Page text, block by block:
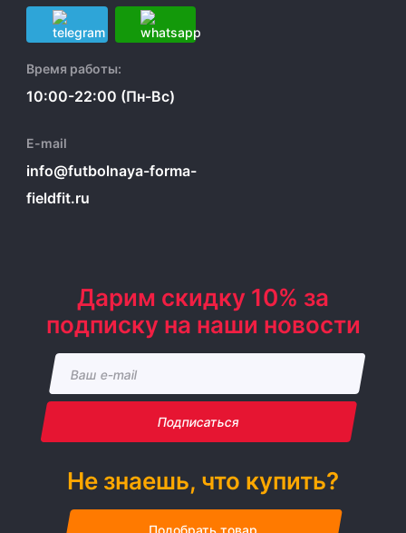
Время работы:
10:00-22:00 (Пн-Вс)
E-mail
info@futbolnaya-forma-
fieldfit.ru
Дарим скидку 10% за
подписку на наши новости
Подписаться
Не знаешь, что купить?
Подобрать товар